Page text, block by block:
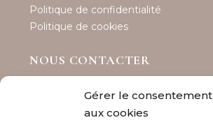
Gérer le consentement
aux cookies
Politique de confidentialité
Politique de cookies
NOUS CONTACTER
Téléphone : 06 89 92 53 66